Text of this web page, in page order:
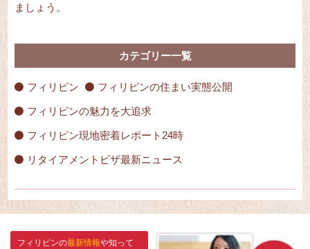
ましょう。
カテゴリー一覧
フィリピン フィリピンの住まい実態公開
フィリピンの魅力を大追求
フィリピン現地密着レポート24時
リタイアメントビザ最新ニュース
フィリピンの最新情報や知って